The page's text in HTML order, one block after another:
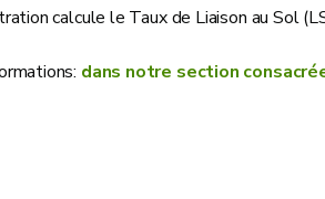
calcule le Taux de Liaison au Sol
dans notre section